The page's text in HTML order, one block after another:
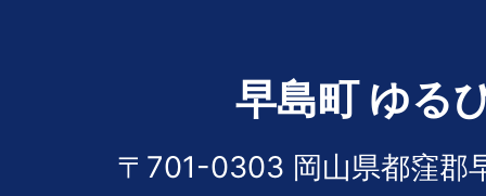
早島町 ゆる
〒701-0303 岡山県都窪郡